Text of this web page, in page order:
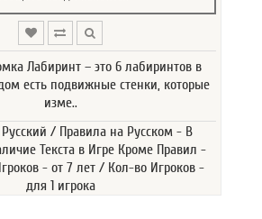
Лабиринт – это 6 лабиринтов в
есть подвижные стенки, которые
изме..
/ Правила на Русском - В
Текста в Игре Кроме Правил -
- от 7 лет / Кол-во Игроков -
для 1 игрока